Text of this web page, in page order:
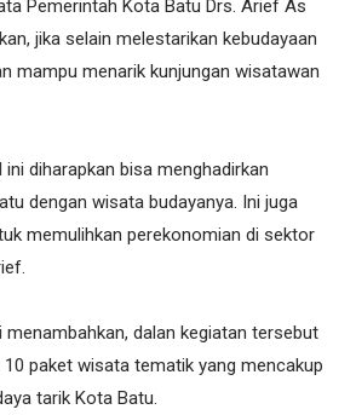
Pemerintah Kota Batu Drs. Arief As
jika selain melestarikan kebudayaan
mampu menarik kunjungan wisatawan
ini diharapkan bisa menghadirkan
dengan wisata budayanya. Ini juga
memulihkan perekonomian di sektor
menambahkan, dalan kegiatan tersebut
paket wisata tematik yang mencakup
tarik Kota Batu.